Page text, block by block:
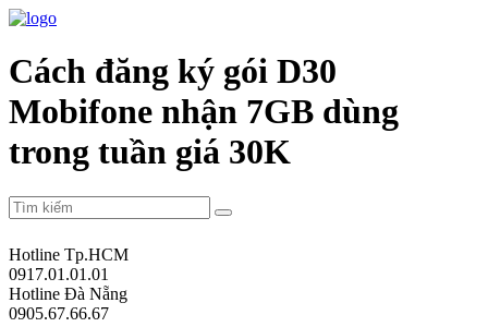
Cách đăng ký gói D30
Mobifone nhận 7GB dùng
trong tuần giá 30K
Hotline Tp.HCM
0917.01.01.01
Hotline Đà Nẵng
0905.67.66.67